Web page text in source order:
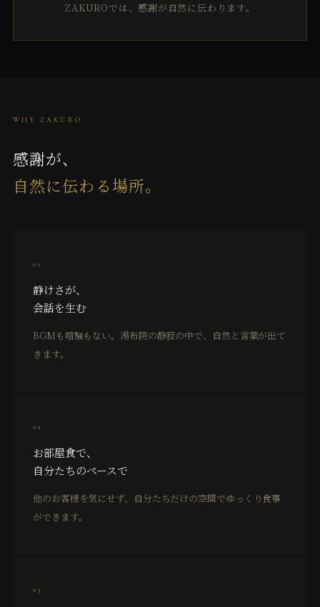
ZAKUROでは、感謝が自然に伝わります。
WHY ZAKURO
感謝が、
自然に伝わる場所。
01
静けさが、
会話を生む
BGMも喧騒もない。湯布院の静寂の中で、自然と言葉が出て
きます。
02
お部屋食で、
自分たちのペースで
他のお客様を気にせず、自分たちだけの空間でゆっくり食事
ができます。
03